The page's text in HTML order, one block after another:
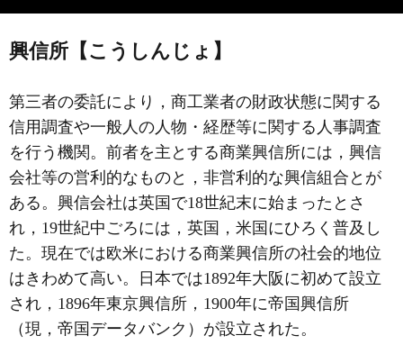
興信所【こうしんじょ】
第三者の委託により，商工業者の財政状態に関する
信用調査や一般人の人物・経歴等に関する人事調査
を行う機関。前者を主とする商業興信所には，興信
会社等の営利的なものと，非営利的な興信組合とが
ある。興信会社は英国で18世紀末に始まったとさ
れ，19世紀中ごろには，英国，米国にひろく普及し
た。現在では欧米における商業興信所の社会的地位
はきわめて高い。日本では1892年大阪に初めて設立
され，1896年東京興信所，1900年に帝国興信所
（現，帝国データバンク）が設立された。